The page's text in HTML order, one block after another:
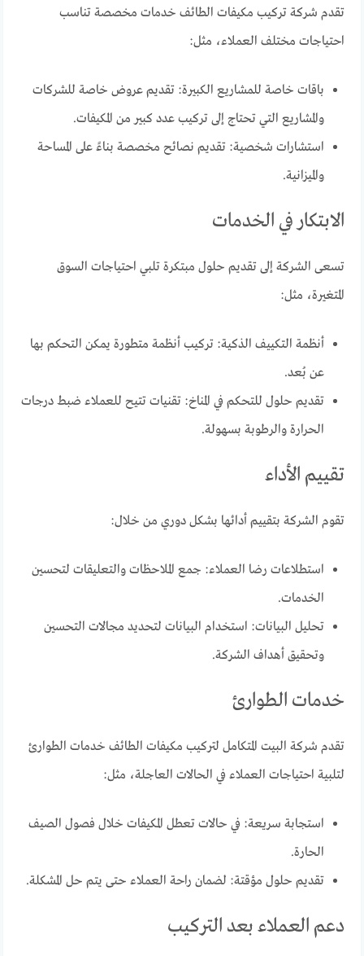
تقدم شركة تركيب مكيفات الطائف خدمات مخصصة تناسب
احتياجات مختلف العملاء، مثل:
باقات خاصة للمشاريع الكبيرة: تقديم عروض خاصة للشركات
والمشاريع التي تحتاج إلى تركيب عدد كبير من المكيفات.
استشارات شخصية: تقديم نصائح مخصصة بناءً على المساحة
والميزانية.
الابتكار في الخدمات
تسعى الشركة إلى تقديم حلول مبتكرة تلبي احتياجات السوق
المتغيرة، مثل:
أنظمة التكييف الذكية: تركيب أنظمة متطورة يمكن التحكم بها
عن بُعد.
تقديم حلول للتحكم في المناخ: تقنيات تتيح للعملاء ضبط درجات
الحرارة والرطوبة بسهولة.
تقييم الأداء
تقوم الشركة بتقييم أدائها بشكل دوري من خلال:
استطلاعات رضا العملاء: جمع الملاحظات والتعليقات لتحسين
الخدمات.
تحليل البيانات: استخدام البيانات لتحديد مجالات التحسين
وتحقيق أهداف الشركة.
خدمات الطوارئ
تقدم شركة البيت المتكامل لتركيب مكيفات الطائف خدمات الطوارئ
لتلبية احتياجات العملاء في الحالات العاجلة، مثل:
استجابة سريعة: في حالات تعطل المكيفات خلال فصول الصيف
الحارة.
تقديم حلول مؤقتة: لضمان راحة العملاء حتى يتم حل المشكلة.
دعم العملاء بعد التركيب